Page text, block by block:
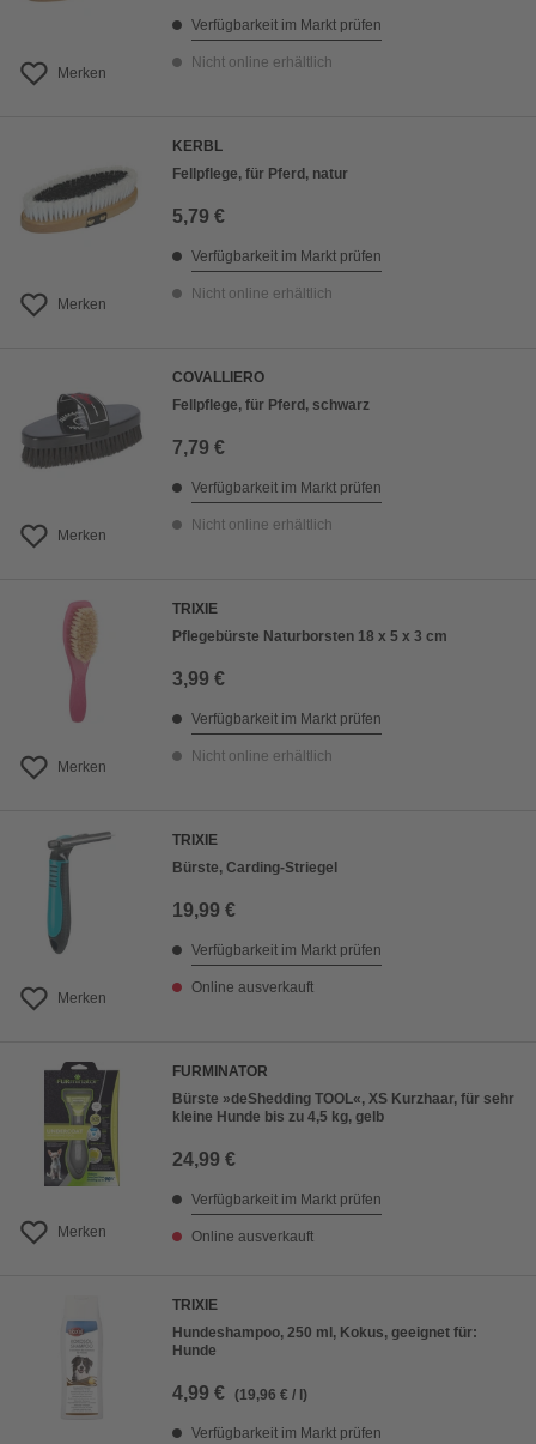
Merken
Verfügbarkeit im Markt prüfen
Nicht online erhältlich
Merken
KERBL
Fellpflege, für Pferd, natur
5,79 €
Verfügbarkeit im Markt prüfen
Nicht online erhältlich
Merken
COVALLIERO
Fellpflege, für Pferd, schwarz
7,79 €
Verfügbarkeit im Markt prüfen
Nicht online erhältlich
Merken
TRIXIE
Pflegebürste Naturborsten 18 x 5 x 3 cm
3,99 €
Verfügbarkeit im Markt prüfen
Nicht online erhältlich
Merken
TRIXIE
Bürste, Carding-Striegel
19,99 €
Verfügbarkeit im Markt prüfen
Online ausverkauft
Merken
FURMINATOR
Bürste »deShedding TOOL«, XS Kurzhaar, für sehr
kleine Hunde bis zu 4,5 kg, gelb
24,99 €
Verfügbarkeit im Markt prüfen
Online ausverkauft
TRIXIE
Hundeshampoo, 250 ml, Kokus, geeignet für:
Hunde
4,99 € (19,96 € / l)
Verfügbarkeit im Markt prüfen